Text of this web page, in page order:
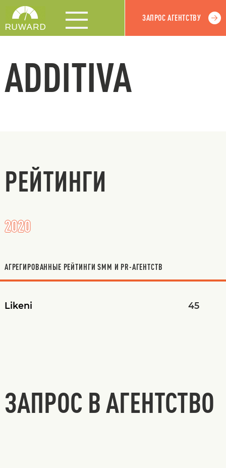
ЗАПРОС АГЕНТСТВУ
ADDITIVA
РЕЙТИНГИ
2020
АГРЕГИРОВАННЫЕ РЕЙТИНГИ SMM И PR-АГЕНТСТВ
Likeni 45
ЗАПРОС В АГЕНТСТВО